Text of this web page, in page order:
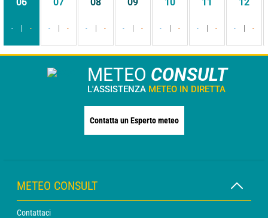
- - - - - - - - - - - - - -
METEO CONSULT
L'ASSISTENZA METEO IN DIRETTA
Contatta un Esperto meteo
METEO CONSULT
Contattaci